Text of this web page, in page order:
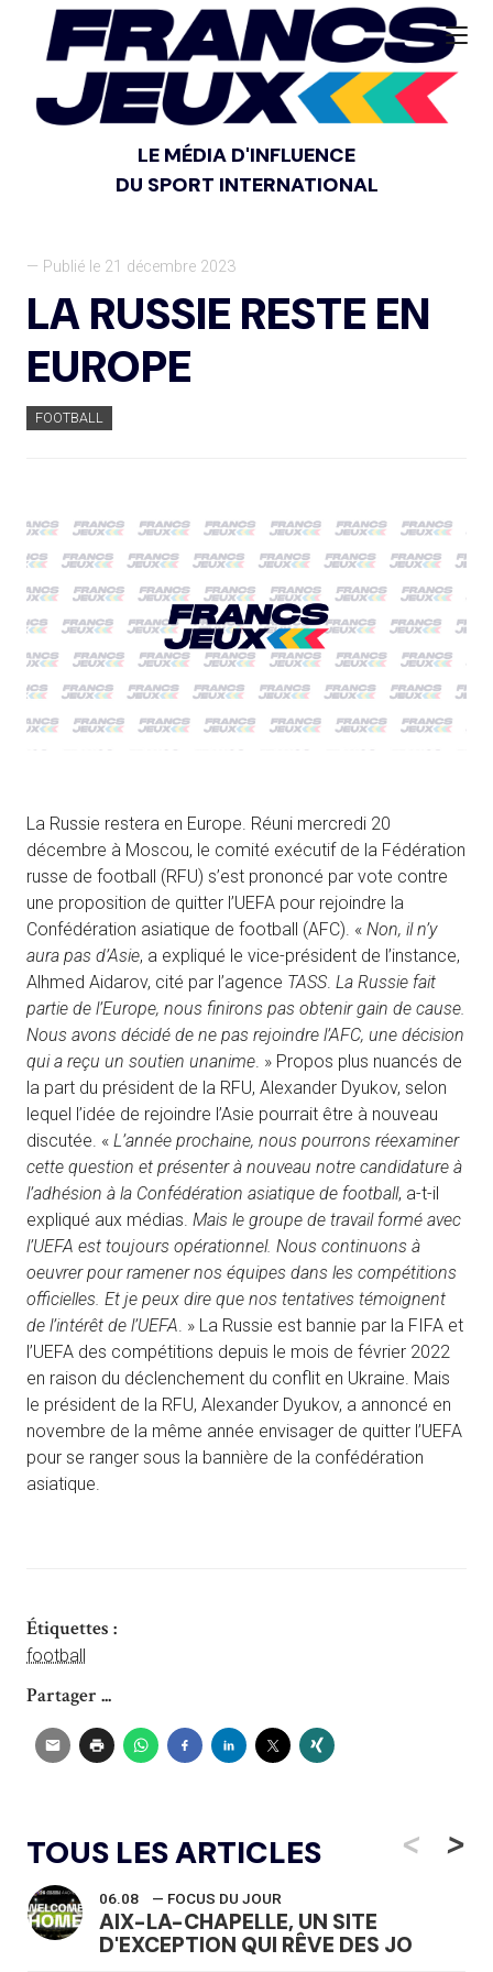
LE MÉDIA D'INFLUENCE
DU SPORT INTERNATIONAL
— Publié le 21 décembre 2023
LA RUSSIE RESTE EN
EUROPE
FOOTBALL
La Russie restera en Europe. Réuni mercredi 20
décembre à Moscou, le comité exécutif de la Fédération
russe de football (RFU) s’est prononcé par vote contre
une proposition de quitter l’UEFA pour rejoindre la
Confédération asiatique de football (AFC). « Non, il n’y
aura pas d’Asie, a expliqué le vice-président de l’instance,
Alhmed Aidarov, cité par l’agence TASS. La Russie fait
partie de l’Europe, nous finirons pas obtenir gain de cause.
Nous avons décidé de ne pas rejoindre l’AFC, une décision
qui a reçu un soutien unanime. » Propos plus nuancés de
la part du président de la RFU, Alexander Dyukov, selon
lequel l’idée de rejoindre l’Asie pourrait être à nouveau
discutée. « L’année prochaine, nous pourrons réexaminer
cette question et présenter à nouveau notre candidature à
l’adhésion à la Confédération asiatique de football, a-t-il
expliqué aux médias. Mais le groupe de travail formé avec
l’UEFA est toujours opérationnel. Nous continuons à
oeuvrer pour ramener nos équipes dans les compétitions
officielles. Et je peux dire que nos tentatives témoignent
de l’intérêt de l’UEFA. » La Russie est bannie par la FIFA et
l’UEFA des compétitions depuis le mois de février 2022
en raison du déclenchement du conflit en Ukraine. Mais
le président de la RFU, Alexander Dyukov, a annoncé en
novembre de la même année envisager de quitter l’UEFA
pour se ranger sous la bannière de la confédération
asiatique.
Étiquettes :
football
Partager ...
TOUS LES ARTICLES <
06.08 — FOCUS DU JOUR
AIX-LA-CHAPELLE, UN SITE
D'EXCEPTION QUI RÊVE DES JO
>